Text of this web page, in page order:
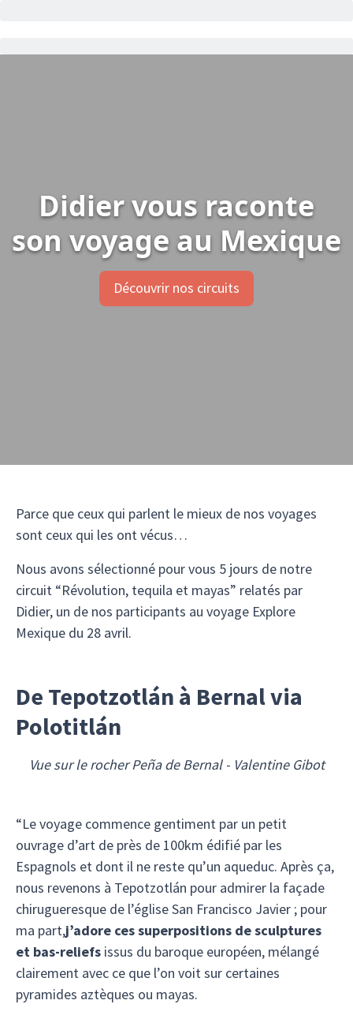
Didier vous raconte
son voyage au Mexique
Découvrir nos circuits
Parce que ceux qui parlent le mieux de nos voyages
sont ceux qui les ont vécus…
Nous avons sélectionné pour vous 5 jours de notre
circuit “Révolution, tequila et mayas” relatés par
Didier, un de nos participants au voyage Explore
Mexique du 28 avril.
De Tepotzotlán à Bernal via
Polotitlán
Vue sur le rocher Peña de Bernal - Valentine Gibot
“Le voyage commence gentiment par un petit
ouvrage d’art de près de 100km édifié par les
Espagnols et dont il ne reste qu’un aqueduc. Après ça,
nous revenons à Tepotzotlán pour admirer la façade
chirugueresque de l’église San Francisco Javier ; pour
ma part,j’adore ces superpositions de sculptures
et bas-reliefs issus du baroque européen, mélangé
clairement avec ce que l’on voit sur certaines
pyramides aztèques ou mayas.